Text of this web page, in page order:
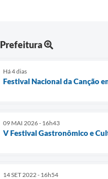
Prefeitura
Há 4 dias
Festival Nacional da Canção
09 MAI 2026 - 16h43
V Festival Gastronômico e
14 SET 2022 - 16h54